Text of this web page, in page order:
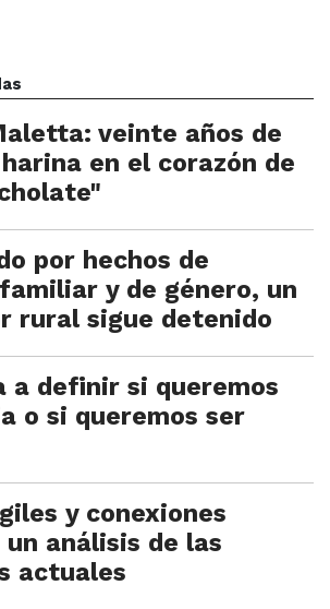
veinte años de
en el corazón de
por hechos de
y de género, un
rural sigue detenido
a definir si queremos
o si queremos ser
y conexiones
análisis de las
actuales